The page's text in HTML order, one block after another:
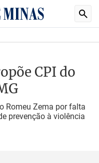
CPI do
Romeu Zema por falta
prevenção à violência